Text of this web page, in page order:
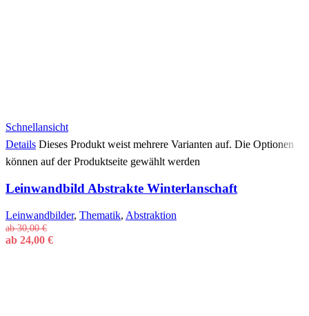
Schnellansicht
Details Dieses Produkt weist mehrere Varianten auf. Die Optionen
können auf der Produktseite gewählt werden
Leinwandbild Abstrakte Winterlanschaft
Leinwandbilder, Thematik, Abstraktion
ab30,00€
ab 24,00 €